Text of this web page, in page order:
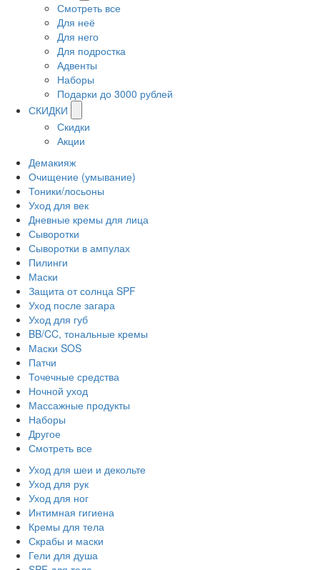
Смотреть все
Для неё
Для него
Для подростка
Адвенты
Наборы
Подарки до 3000 рублей
СКИДКИ
Скидки
Акции
Демакияж
Очищение (умывание)
Тоники/лосьоны
Уход для век
Дневные кремы для лица
Сыворотки
Сыворотки в ампулах
Пилинги
Маски
Защита от солнца SPF
Уход после загара
Уход для губ
BB/CC, тональные кремы
Маски SOS
Патчи
Точечные средства
Ночной уход
Массажные продукты
Наборы
Другое
Смотреть все
Уход для шеи и декольте
Уход для рук
Уход для ног
Интимная гигиена
Кремы для тела
Скрабы и маски
Гели для душа